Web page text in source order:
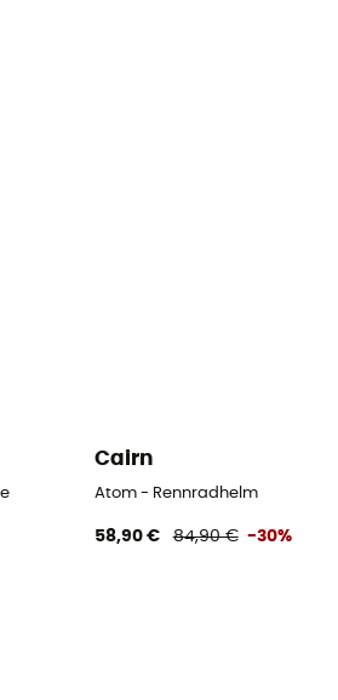
Cairn
Atom - Rennradhelm
58,90 € 84,90 € -30%